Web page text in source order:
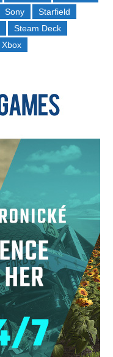
Sony
Starfield
Steam Deck
Xbox